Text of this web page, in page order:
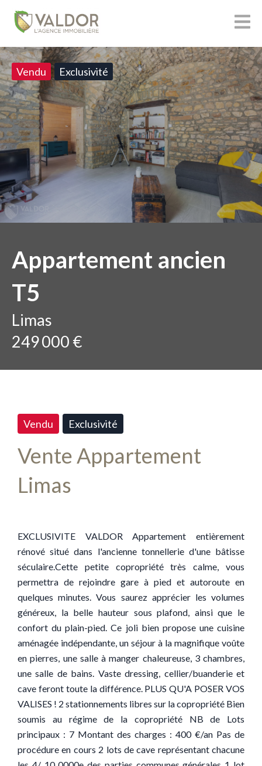
Vendu Exclusivité
Appartement ancien
T5
Limas
249 000 €
Vendu Exclusivité
Vente Appartement
Limas
EXCLUSIVITE VALDOR Appartement entièrement
rénové situé dans l'ancienne tonnellerie d'une bâtisse
séculaire.Cette petite copropriété très calme, vous
permettra de rejoindre gare à pied et autoroute en
quelques minutes. Vous saurez apprécier les volumes
généreux, la belle hauteur sous plafond, ainsi que le
confort du plain-pied. Ce joli bien propose une cuisine
aménagée indépendante, un séjour à la magnifique voûte
en pierres, une salle à manger chaleureuse, 3 chambres,
une salle de bains. Vaste dressing, cellier/buanderie et
cave feront toute la différence. PLUS QU'A POSER VOS
VALISES ! 2 stationnements libres sur la copropriété Bien
soumis au régime de la copropriété NB de Lots
principaux : 7 Montant des charges : 400 €/an Pas de
procédure en cours 2 lots de cave représentant chacune